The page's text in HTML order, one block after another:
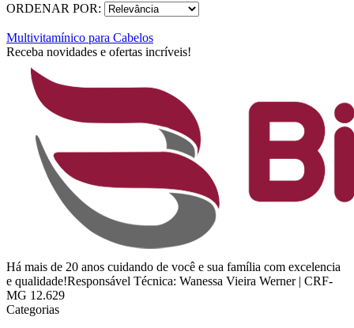
ORDENAR POR:
Multivitamínico para Cabelos
Receba novidades e ofertas incríveis!
Há mais de 20 anos cuidando de você e sua família com excelencia
e qualidade!Responsável Técnica: Wanessa Vieira Werner | CRF-
MG 12.629
Categorias